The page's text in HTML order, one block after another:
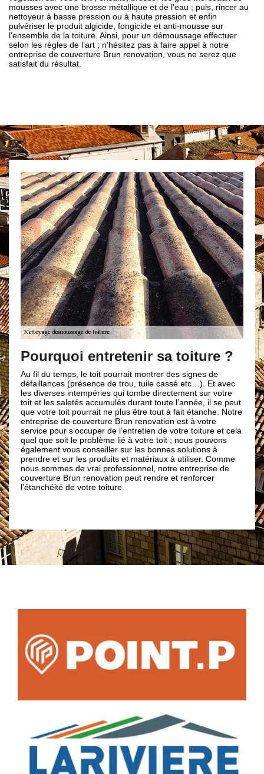
mousses avec une brosse métallique et de l'eau ; puis, rincer au
nettoyeur à basse pression ou à haute pression et enfin
pulvériser le produit algicide, fongicide et anti-mousse sur
l'ensemble de la toiture. Ainsi, pour un démoussage effectuer
selon les règles de l’art ; n’hésitez pas à faire appel à notre
entreprise de couverture Brun renovation, vous ne serez que
satisfait du résultat.
entretenir sa toiture ?
le toit pourrait montrer des signes de
(présence de trou, tuile cassé etc…). Et avec
intempéries qui tombe directement sur votre
accumulés durant toute l’année, il se peut
pourrait ne plus être tout à fait étanche. Notre
de couverture Brun renovation est à votre
s’occuper de l’entretien de votre toiture et cela
le problème lié à votre toit ; nous pouvons
vous conseiller sur les bonnes solutions à
sur les produits et matériaux à utiliser. Comme
de vrai professionnel, notre entreprise de
Brun renovation peut rendre et renforcer
de votre toiture.
Des
qualifiés
Notre entreprise
nettoyage et de
Maureillas Las Illas,
équipe de
expérimentés et
peu importe les
de répondre à
artisans couvreurs
à appliquer sur
maîtrisent les
et démoussage
matériels adéquats
succès.